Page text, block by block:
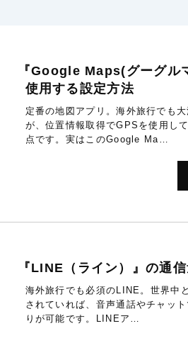
『Google Maps(グーグル
使用する設定方法
定番の地図アプリ。海外旅行でも
が、位置情報取得でGPSを使用し
点です。実はこのGoogle Ma…
『LINE（ライン）』の通
海外旅行でも必須のLINE。世界中
されていれば、音声通話やチャッ
りが可能です。LINEア…